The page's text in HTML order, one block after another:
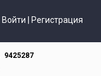
Войти | Регистрация
9425287